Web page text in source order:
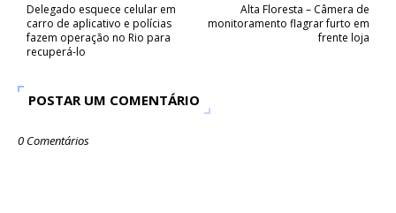
Alta Floresta – Câmera de
monitoramento flagrar furto em
frente loja
Delegado esquece celular em
carro de aplicativo e polícias
fazem operação no Rio para
recuperá-lo
POSTAR UM COMENTÁRIO
0 Comentários